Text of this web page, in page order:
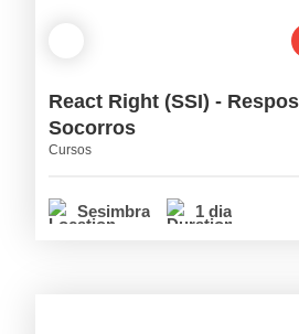
React Right (SSI) -
Socorros
Cursos
Sesimbra 1 dia